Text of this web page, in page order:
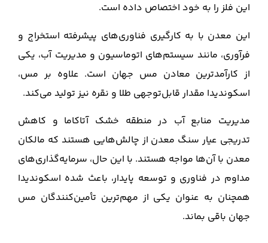
این فلز را به خود اختصاص داده است.
این معدن با به کارگیری فناوری‌های پیشرفته استخراج و
فرآوری، مانند سیستم‌های اتوماسیون و مدیریت آب، یکی
از کارآمدترین معادن مس جهان است. علاوه بر مس،
اسکوندیدا مقدار قابل‌توجهی طلا و نقره نیز تولید می‌کند.
مدیریت منابع آب در منطقه خشک آتاکاما و کاهش
تدریجی عیار سنگ معدن از چالش‌هایی هستند که مالکان
معدن با آن‌ها مواجه هستند. با این حال، سرمایه‌گذاری‌های
مداوم در فناوری و توسعه پایدار، باعث شده اسکوندیدا
همچنان به عنوان یکی از مهم‌ترین تأمین‌کنندگان مس
جهان باقی بماند.